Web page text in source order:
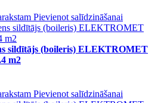
Pievienot salīdzināšanai
sildītājs (boileris) ELEKTROMET
m2
Pievienot salīdzināšanai